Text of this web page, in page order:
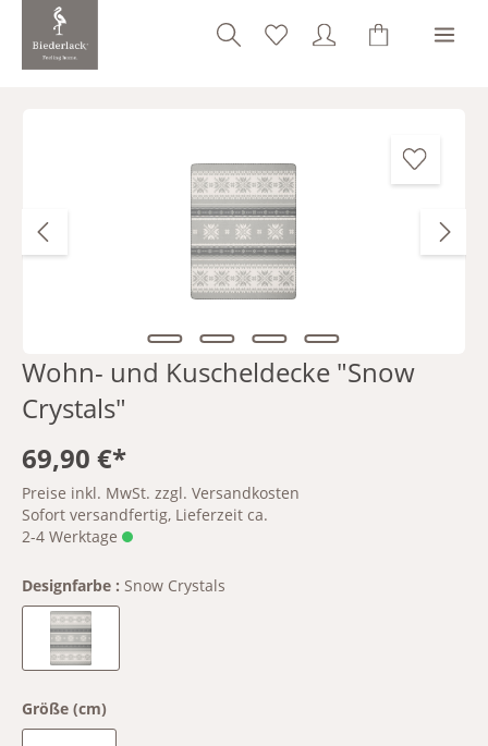
springen
Wohn- und Kuscheldecke "Snow
Crystals"
69,90 €*
Preise inkl. MwSt. zzgl. Versandkosten
Sofort versandfertig, Lieferzeit ca.
2-4 Werktage
Designfarbe : Snow Crystals
Snow Crystals
Größe (cm)